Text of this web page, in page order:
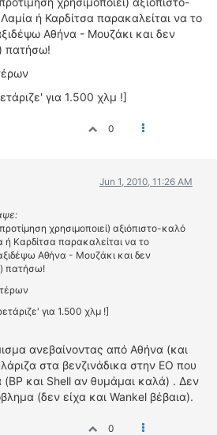
ή Καρδίτσα παρακαλείται να το
Αθήνα - Μουζάκι και δεν
πατήσω!
για 1.500 χλμ !]
0
Jun 1, 2010, 11:26 AM
χρησιμοποιεί) αξιόπιστο-καλό
ή Καρδίτσα παρακαλείται να το
Αθήνα - Μουζάκι και δεν
πατήσω!
για 1.500 χλμ !]
ανεβαίνοντας από Αθήνα (και
στα βενζινάδικα στην ΕΟ που
(BP και Shell αν θυμάμαι καλά) . Δεν
(δεν είχα και Wankel βέβαια).
0